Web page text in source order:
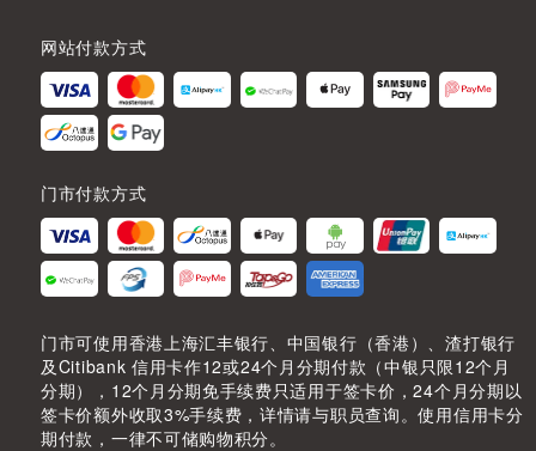
网站付款方式
门市付款方式
门市可使用香港上海汇丰银行、中国银行（香港）、渣打银行
及Citibank 信用卡作12或24个月分期付款（中银只限12个月
分期），12个月分期免手续费只适用于签卡价，24个月分期以
签卡价额外收取3%手续费，详情请与职员查询。使用信用卡分
期付款，一律不可储购物积分。